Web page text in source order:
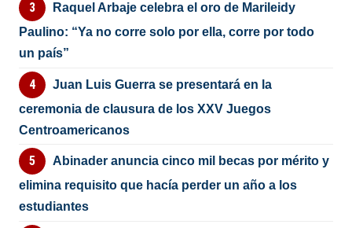
Raquel Arbaje celebra el oro de Marileidy
Paulino: “Ya no corre solo por ella, corre por todo
un país”
Juan Luis Guerra se presentará en la
ceremonia de clausura de los XXV Juegos
Centroamericanos
Abinader anuncia cinco mil becas por mérito y
elimina requisito que hacía perder un año a los
estudiantes